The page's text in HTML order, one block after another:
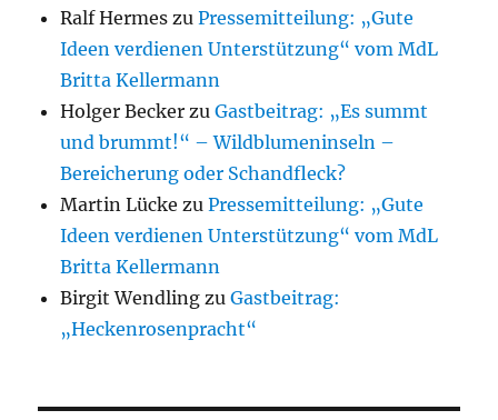
Ralf Hermes zuPressemitteilung: „Gute
Ideen verdienen Unterstützung“ vom MdL
Britta Kellermann
Holger Becker zuGastbeitrag: „Es summt
und brummt!“ – Wildblumeninseln –
Bereicherung oder Schandfleck?
Martin Lücke zuPressemitteilung: „Gute
Ideen verdienen Unterstützung“ vom MdL
Britta Kellermann
Birgit Wendling zuGastbeitrag:
„Heckenrosenpracht“